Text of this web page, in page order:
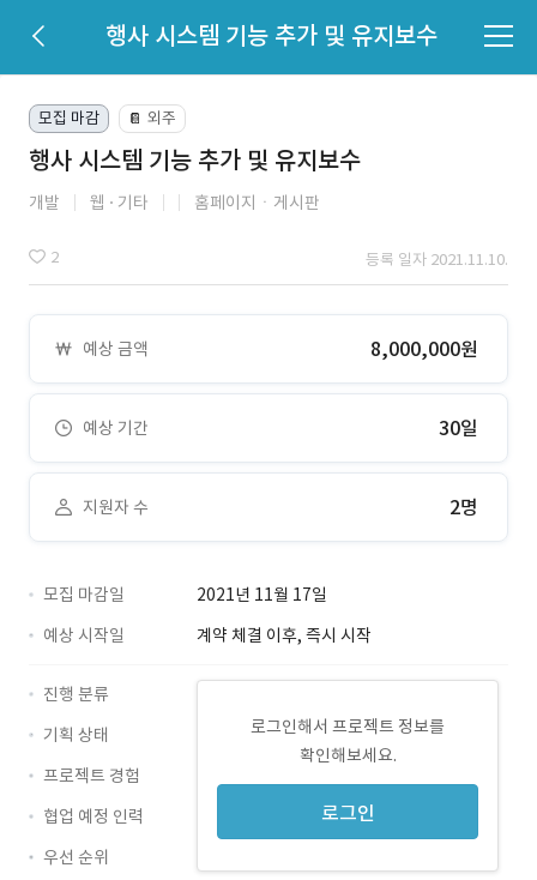
행사 시스템 기능 추가 및 유지보수
모집 마감 📔 외주
행사 시스템 기능 추가 및 유지보수
개발 웹 기타 홈페이지ㆍ게시판
2 등록 일자 2021.11.10.
예상 금액 8,000,000원
예상 기간 30일
지원자 수 2명
모집 마감일
2021년 11월 17일
예상 시작일
계약 체결 이후, 즉시 시작
로그인해서 프로젝트 정보를
확인해보세요.
로그인
진행 분류
기획 상태
프로젝트 경험
협업 예정 인력
우선 순위